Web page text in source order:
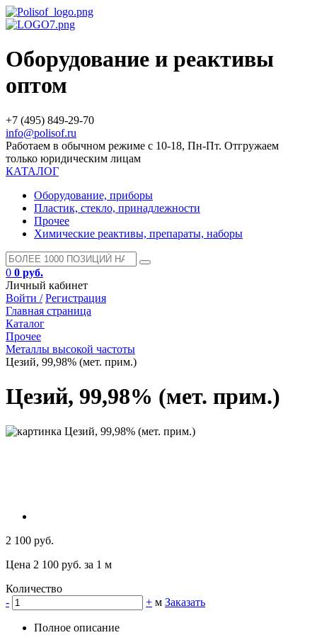
Оборудование и реактивы
оптом
+7 (495) 849-29-70
info@polisof.ru
Работаем в обычном режиме с 10-18, Пн-Пт. Отгружаем
только юридическим лицам
КАТАЛОГ
Оборудование, приборы
Пластик, стекло, принадлежности
Прочее
Химические реактивы, препараты, наборы
0 0 руб.
Личный кабинет
Войти / Регистрация
Главная страница
Каталог
Прочее
Металлы высокой частоты
Цезий, 99,98% (мет. прим.)
Цезий, 99,98% (мет. прим.)
2 100 руб.
Цена 2 100 руб. за 1 м
Количество
-
+ м Заказать
Полное описание